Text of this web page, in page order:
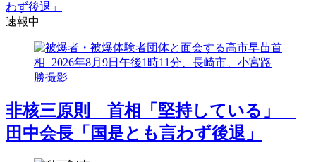
わず後退」
速報中
非核三原則 首相「堅持している」
田中会長「国是とも言わず後退」